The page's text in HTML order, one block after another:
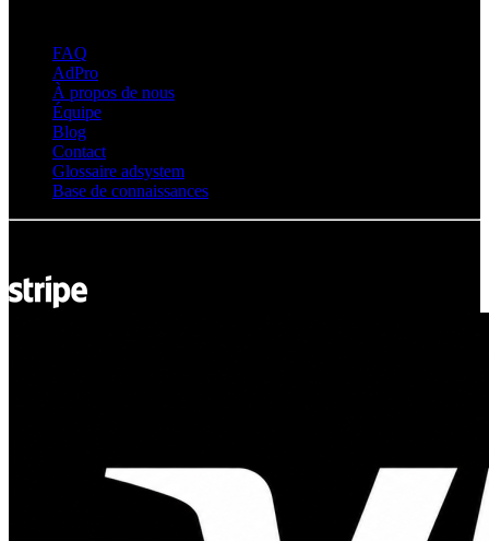
FAQ
AdPro
À propos de nous
Équipe
Blog
Contact
Glossaire adsystem
Base de connaissances